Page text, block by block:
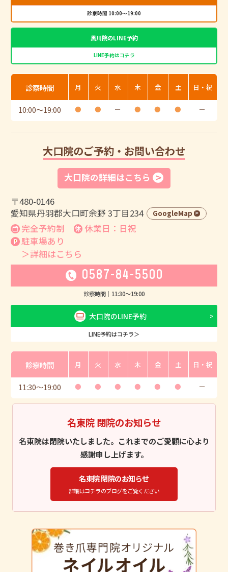
診察時間 10:00～19:00
黒川院のLINE予約
LINE予約はコチラ
診察時間 月 火 水 木 金 土 日・祝
10:00〜19:00 ● ● ー ● ● ● ー
大口院のご予約・お問い合わせ
大口院の詳細はこちら
〒480-0146
愛知県丹羽郡大口町余野 3丁目234
GoogleMap
完全予約制
休業日：日祝
駐車場あり
＞詳細はこちら
0587-84-5500
診察時間｜ 11:30〜19:00
大口院のLINE予約
LINE予約はコチラ＞
診察時間 月 火 水 木 金 土 日・祝
11:30〜19:00 ● ● ● ● ● ● ー
名東院 閉院のお知らせ
名東院は閉院いたしました。これまでのご愛顧に心より
感謝申し上げます。
名東院 閉院のお知らせ
詳細はコチラのブログをご覧ください